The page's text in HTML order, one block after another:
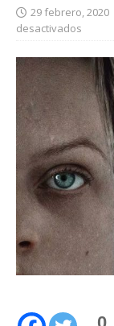
29 febrero, 2020
desactivados